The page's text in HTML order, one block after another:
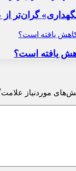
گران‌تر
یافته است؟
موردنیاز